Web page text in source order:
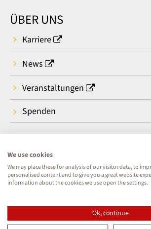
ÜBER UNS
Karriere
News
Veranstaltungen
Spenden
We use cookies
We may place these for analysis of our visitor data, to
personalised content and to give you a great website
information about the cookies we use open the settings.
Ok, continue